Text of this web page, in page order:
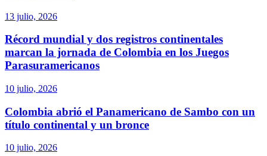
13 julio, 2026
Récord mundial y dos registros continentales
marcan la jornada de Colombia en los Juegos
Parasuramericanos
10 julio, 2026
Colombia abrió el Panamericano de Sambo con un
título continental y un bronce
10 julio, 2026